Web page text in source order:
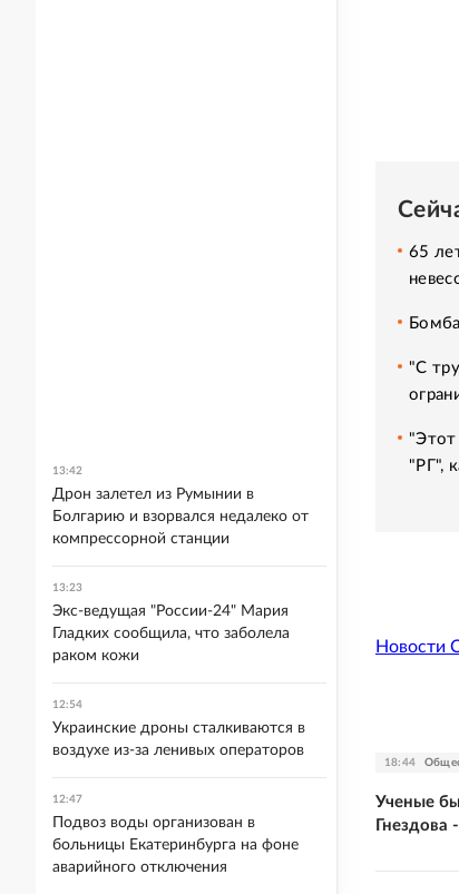
65
"С
"Этот
"РГ",
Новости
18:44
Ученые
Гнездова
13:42
Дрон залетел из Румынии в
Болгарию и взорвался недалеко от
компрессорной станции
13:23
Экс-ведущая "России-24" Мария
Гладких сообщила, что заболела
раком кожи
12:54
Украинские дроны сталкиваются в
воздухе из-за ленивых операторов
12:47
Подвоз воды организован в
больницы Екатеринбурга на фоне
аварийного отключения